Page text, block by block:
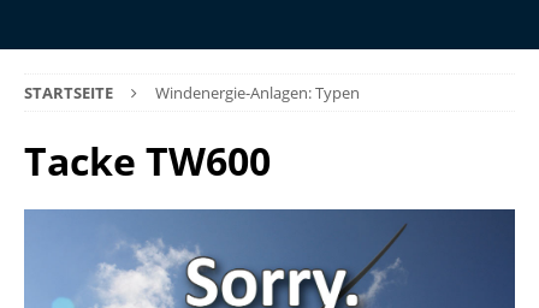
STARTSEITE Windenergie-Anlagen: Typen
Tacke TW600